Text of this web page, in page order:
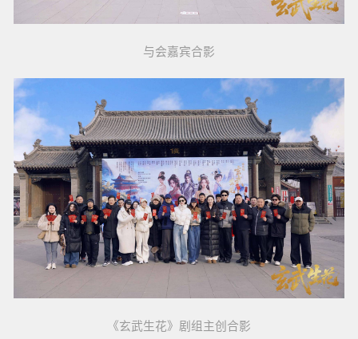
与会嘉宾合影
《玄武生花》剧组主创合影